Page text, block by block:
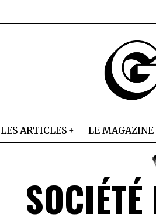
LES ARTICLES LE MAGAZINE